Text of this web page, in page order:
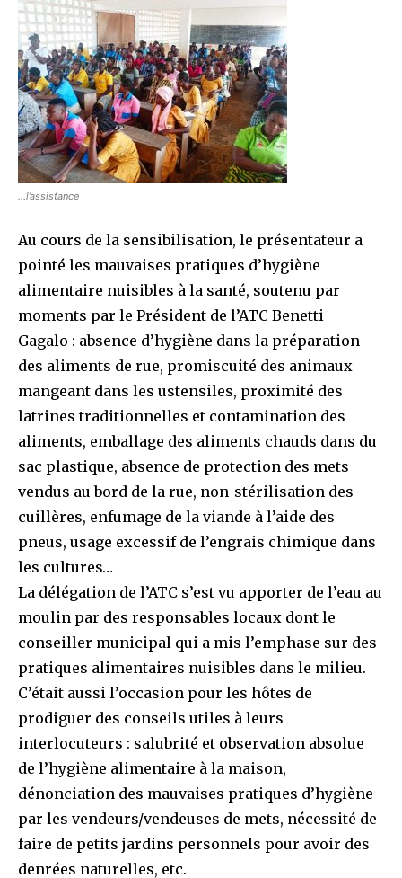
…l’assistance
Au cours de la sensibilisation, le présentateur a
pointé les mauvaises pratiques d’hygiène
alimentaire nuisibles à la santé, soutenu par
moments par le Président de l’ATC Benetti
Gagalo : absence d’hygiène dans la préparation
des aliments de rue, promiscuité des animaux
mangeant dans les ustensiles, proximité des
latrines traditionnelles et contamination des
aliments, emballage des aliments chauds dans du
sac plastique, absence de protection des mets
vendus au bord de la rue, non-stérilisation des
cuillères, enfumage de la viande à l’aide des
pneus, usage excessif de l’engrais chimique dans
les cultures…
La délégation de l’ATC s’est vu apporter de l’eau au
moulin par des responsables locaux dont le
conseiller municipal qui a mis l’emphase sur des
pratiques alimentaires nuisibles dans le milieu.
C’était aussi l’occasion pour les hôtes de
prodiguer des conseils utiles à leurs
interlocuteurs : salubrité et observation absolue
de l’hygiène alimentaire à la maison,
dénonciation des mauvaises pratiques d’hygiène
par les vendeurs/vendeuses de mets, nécessité de
faire de petits jardins personnels pour avoir des
denrées naturelles, etc.